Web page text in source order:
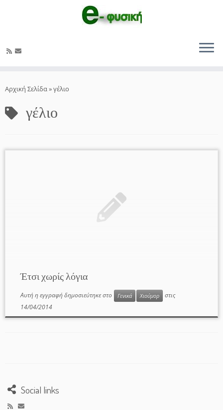
στο
Αρχική Σελίδα»γέλιο
γέλιο
Έτσι χωρίς λόγια
Αυτή η εγγραφή δημοσιεύτηκε στο Γενικά Χιούμορ
στις
14/04/2014
Social links